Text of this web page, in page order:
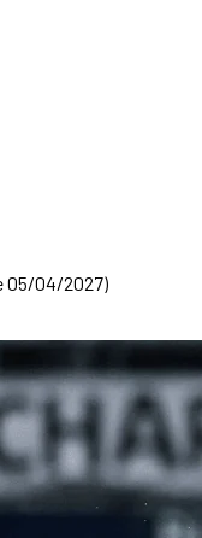
05/04/2027)